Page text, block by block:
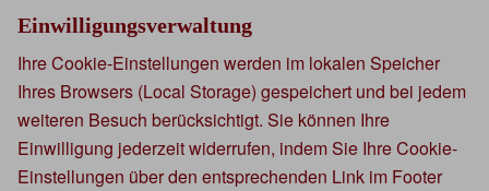
Einwilligungsverwaltung
Ihre Cookie-Einstellungen werden im lokalen Speicher
Ihres Browsers (Local Storage) gespeichert und bei jedem
weiteren Besuch berücksichtigt. Sie können Ihre
Einwilligung jederzeit widerrufen, indem Sie Ihre Cookie-
Einstellungen über den entsprechenden Link im Footer